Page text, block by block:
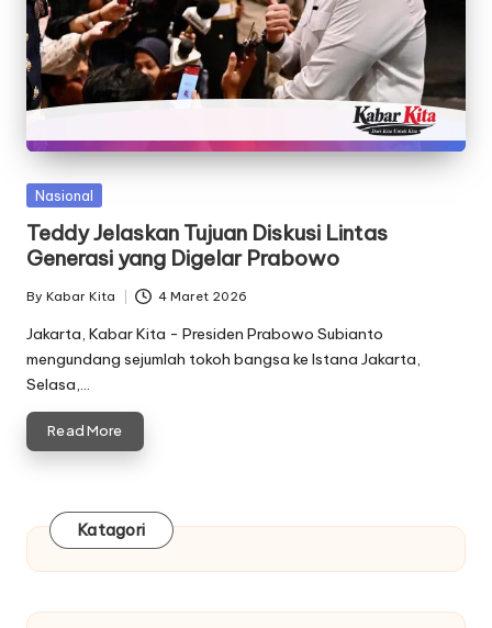
Posted
Nasional
Teddy Jelaskan Tujuan Diskusi Lintas
Generasi yang Digelar Prabowo
Posted
by
By Kabar Kita 4 Maret 2026
Jakarta, Kabar Kita - Presiden Prabowo Subianto
mengundang sejumlah tokoh bangsa ke Istana Jakarta,
Selasa,…
Read More
Katagori